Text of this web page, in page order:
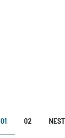
NÅVÆRENDE
01 SIDE
02